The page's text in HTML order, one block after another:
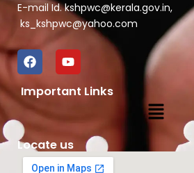
E-mail Id. kshpwc@kerala.gov.in,
ks_kshpwc@yahoo.com
F
a
c
e
o
k
Y
o
u
t
Important Links
Menu
Locate us